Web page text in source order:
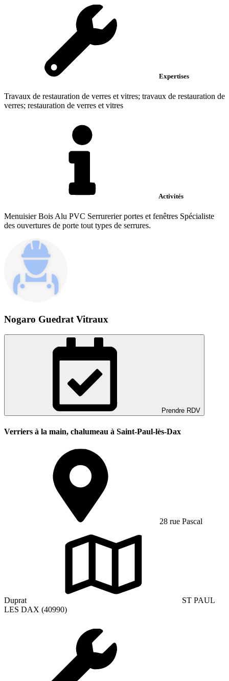
Expertises
Travaux de restauration de verres et vitres; travaux de restauration de
verres; restauration de verres et vitres
Activités
Menuisier Bois Alu PVC Serrurerier portes et fenêtres Spécialiste
des ouvertures de porte tout types de serrures.
Nogaro Guedrat Vitraux
Prendre RDV
Verriers à la main, chalumeau à Saint-Paul-lès-Dax
28 rue Pascal
Duprat
ST PAUL
LES DAX (40990)